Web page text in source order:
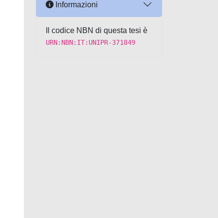
Informazioni
Il codice NBN di questa tesi è
URN:NBN:IT:UNIPR-371849